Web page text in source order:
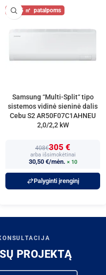
25
Samsung “Multi-Split“ tipo
sistemos vidinė sieninė dalis
Cebu S2 AR50F07C1AHNEU
2,0/2,2 kW
408€305 €
arba išsimokėtinai
30,50 €/mėn. × 10
Palyginti įrenginį
PROJEKTĄ